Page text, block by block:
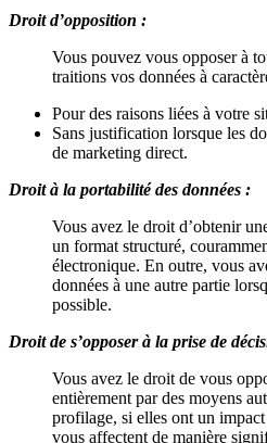
Droit d’opposition :
Vous pouvez vous opposer à
traitions vos données à
Pour des raisons liées à votre
Sans justification lorsque les
de marketing direct.
Droit à la portabilité des données :
Vous avez le droit d’obtenir
un format structuré,
électronique. En outre, vous
données à une autre partie
possible.
Droit de s’opposer à la prise de
Vous avez le droit de vous
entièrement par des moyens
profilage, si elles ont un
vous affectent de manière